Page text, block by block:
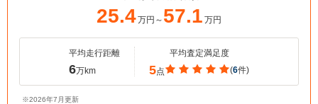
25.4万円～ 57.1 万円
平均走行距離
6万km
平均査定満足度
5点 (6件)
※2026年7月更新